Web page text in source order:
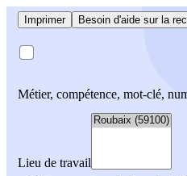
Imprimer Besoin d'aide sur la
Métier, compétence, mot-clé,
Lieu de travail